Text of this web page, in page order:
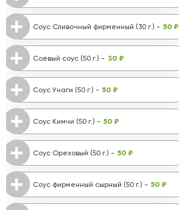
Соус Сливочный фирменный (30 г.) - 50 ₽
Соевый соус (50 г.) - 30 ₽
Соус Унаги (50 г.) - 50 ₽
Соус Кимчи (50 г.) - 50 ₽
Соус Ореховый (50 г.) - 50 ₽
Соус фирменный сырный (50 г.) - 50 ₽